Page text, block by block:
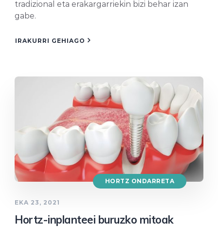
tradizional eta erakargarriekin bizi behar izan
gabe.
IRAKURRI GEHIAGO
HORTZ ONDARRETA
EKA 23, 2021
Hortz-inplanteei buruzko mitoak